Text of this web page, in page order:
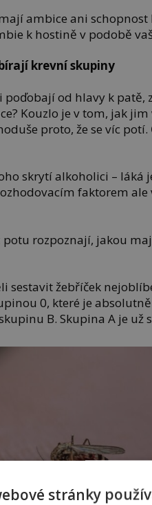
ambice ani
k hostině v podobě
krevní skupiny
poďobají od hlavy k patě,
Kouzlo je v tom, jak
proto, že se víc potí.
skrytí alkoholici – láká
faktorem ale
potu rozpoznají, jakou
sestavit žebříček
0, které je
B. Skupina A je už
stránky